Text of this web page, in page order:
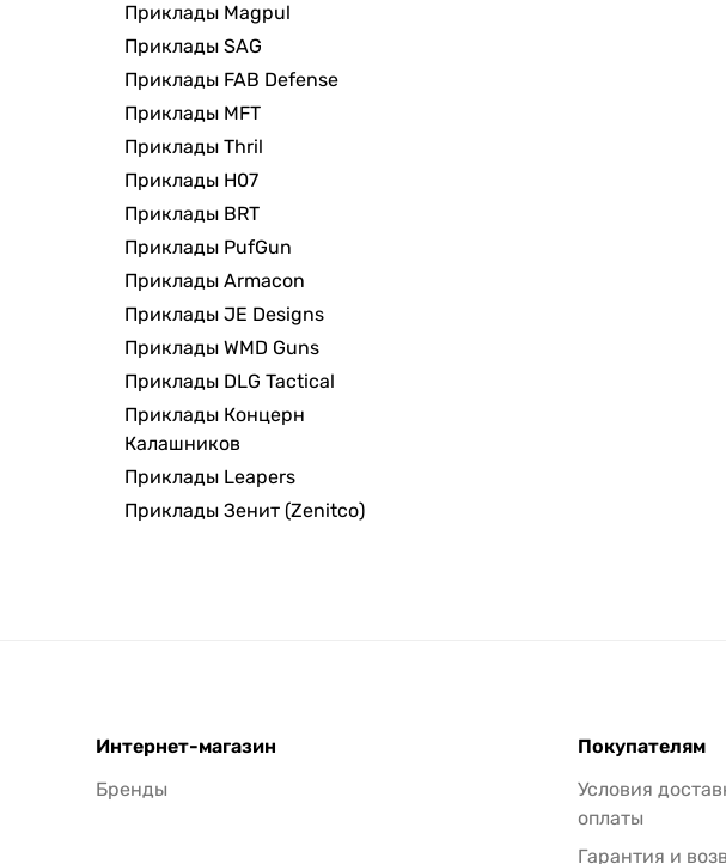
Приклады Magpul
Приклады SAG
Приклады FAB Defense
Приклады MFT
Приклады Thril
Приклады H07
Приклады BRT
Приклады PufGun
Приклады Armacon
Приклады JE Designs
Приклады WMD Guns
Приклады DLG Tactical
Приклады Концерн
Калашников
Приклады Leapers
Приклады Зенит (Zenitco)
Интернет-магазин
Бренды
Покупателям
Условия
оплаты
Гарантия и